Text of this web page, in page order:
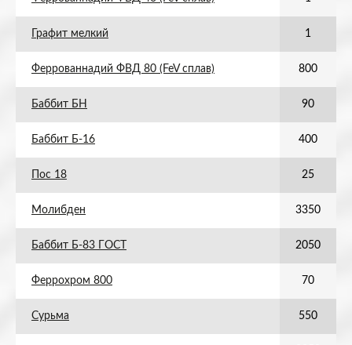
Графит мелкий 1
Феррованнадий ФВД 80 (FeV сплав) 800
Баббит БН 90
Баббит Б-16 400
Пос 18 25
Молибден 3350
Баббит Б-83 ГОСТ 2050
Феррохром 800 70
Сурьма 550